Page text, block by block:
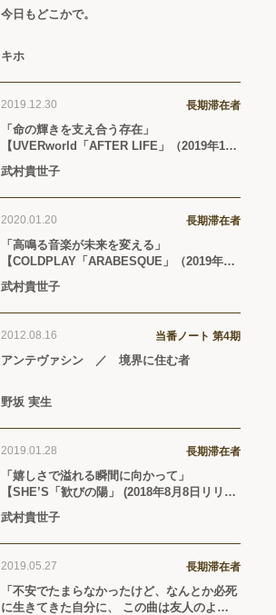
今日もどこかで。
キホ
2019.12.30 長期滞在者
「命の輝きを支え合う存在」
【UVERworld「AFTER LIFE」（2019年12
月4日リリース）】
武村貴世子
2020.01.20 長期滞在者
「高鳴る音楽が未来を変える」
【COLDPLAY「ARABESQUE」（2019年11
月22日リリース）】
武村貴世子
2012.08.16 当番ノート 第4期
アンテヴァシン ／ 境界に住む者
野坂 実生
2019.01.28 長期滞在者
「嬉しさで溢れる瞬間に向かって」
【SHE’S「歓びの陽」 (2018年8月8日リリー
ス)】
武村貴世子
2019.05.27 長期滞在者
「不安でたまらなかったけど、なんとか必死
に生きてきた自分に、 この曲は友人のよう